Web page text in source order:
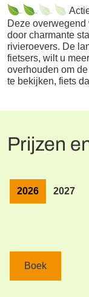
Deze
door charmante
rivieroevers. De
fietsers, wilt u
overhouden om
te bekijken, fiets
Prijzen
2026 2027
Boek